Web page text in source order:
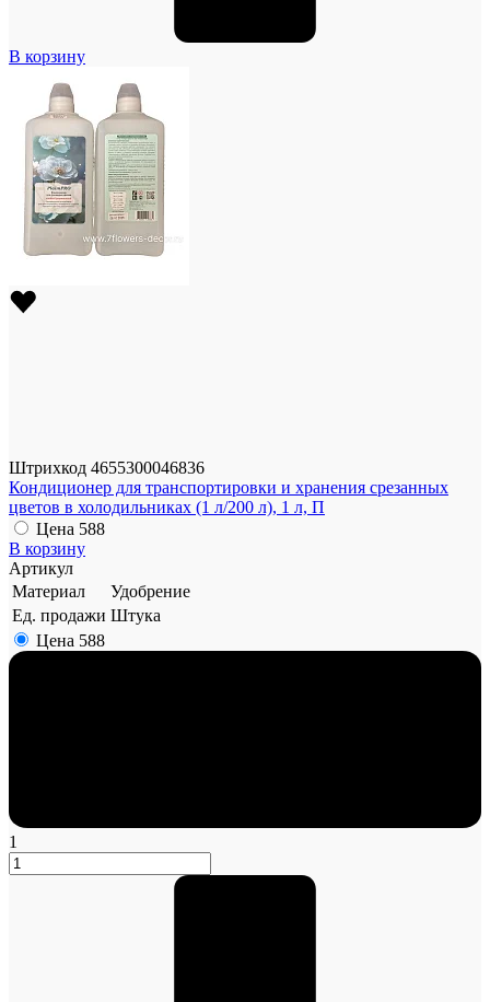
В корзину
Штрихкод 4655300046836
Кондиционер для транспортировки и хранения срезанных
цветов в холодильниках (1 л/200 л), 1 л, П
Цена 588
В корзину
Артикул
Материал
Удобрение
Ед. продажи Штука
Цена 588
1